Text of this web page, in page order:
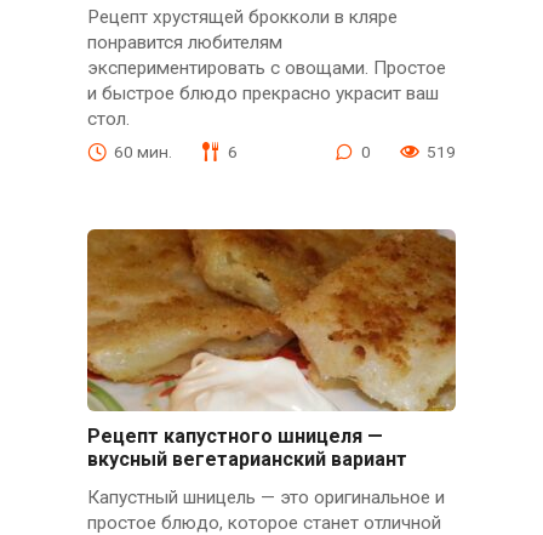
Рецепт хрустящей брокколи в кляре
понравится любителям
экспериментировать с овощами. Простое
и быстрое блюдо прекрасно украсит ваш
стол.
60 мин. 6 0 519
Рецепт капустного шницеля —
вкусный вегетарианский вариант
Капустный шницель — это оригинальное и
простое блюдо, которое станет отличной